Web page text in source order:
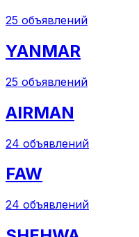
25 объявлений
YANMAR
25 объявлений
AIRMAN
24 объявлений
FAW
24 объявлений